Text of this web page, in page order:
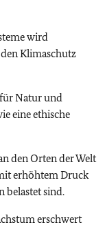
wird
Klimaschutz
Natur und
eine ethische
den Orten der Welt
erhöhtem Druck
belastet sind.
erschwert